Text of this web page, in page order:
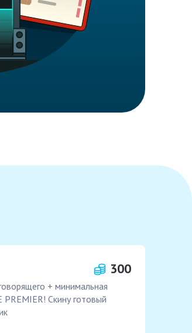
300
+ минимальная
Скину готовый